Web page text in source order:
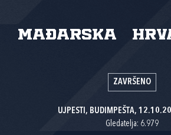
Mađarska
ZAVRŠENO
UJPESTI, BUDIMPEŠTA,
Gledatelja: 6.979